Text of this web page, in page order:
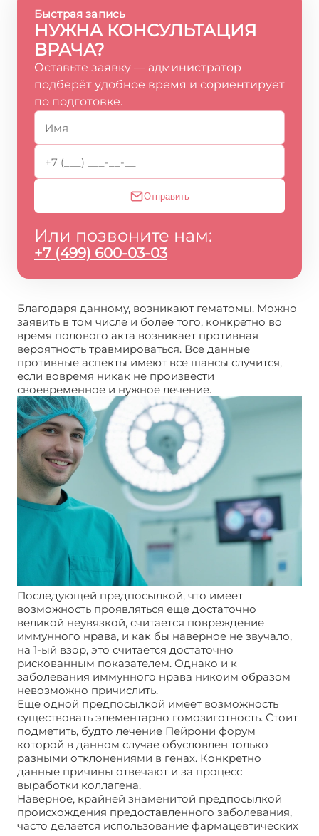
Быстрая запись
НУЖНА КОНСУЛЬТАЦИЯ
ВРАЧА?
Оставьте заявку — администратор
подберёт удобное время и сориентирует
по подготовке.
Отправить
Или позвоните нам:
+7 (499) 600-03-03
Благодаря данному, возникают гематомы. Можно
заявить в том числе и более того, конкретно во
время полового акта возникает противная
вероятность травмироваться. Все данные
противные аспекты имеют все шансы случится,
если вовремя никак не произвести
своевременное и нужное лечение.
Последующей предпосылкой, что имеет
возможность проявляться еще достаточно
великой неувязкой, считается повреждение
иммунного нрава, и как бы наверное не звучало,
на 1-ый взор, это считается достаточно
рискованным показателем. Однако и к
заболевания иммунного нрава никоим образом
невозможно причислить.
Еще одной предпосылкой имеет возможность
существовать элементарно гомозиготность. Стоит
подметить, будто лечение Пейрони форум
которой в данном случае обусловлен только
разными отклонениями в генах. Конкретно
данные причины отвечают и за процесс
выработки коллагена.
Наверное, крайней знаменитой предпосылкой
происхождения предоставленного заболевания,
часто делается использование фармацевтических